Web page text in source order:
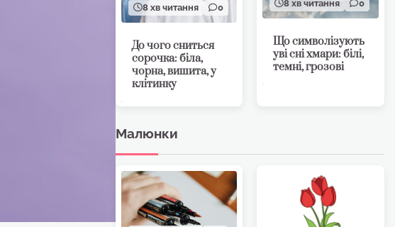
8 хв читання 0
До чого сниться
сорочка: біла,
чорна, вишита, у
клітинку
8 хв читання 0
Що символізують
уві сні хмари: білі,
темні, грозові
Малюнки